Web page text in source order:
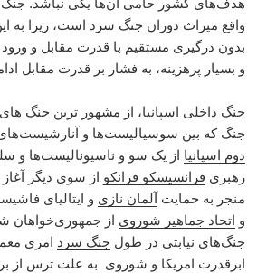
هدف‌های کشور حامی آن‌ها یکی نباشد. جنگ
واقع میراث دوران جنگ سرد است، زیرا به
بدون درگیری مستقیم با قدرت مقابل و
و بسیار پرهزینه، به فشار بر قدرت مقابل
جنگ داخلی اسپانیا، از مشهور ترین جنگ
جنگ که بین سوسیالیست‌ها و آنارشیست‌های
دوم اسپانیا از یک سو و ناسیونالیست‌ها و
رهبری فرانسیسکو فرانکو از سوی دیگر
منجر به حمایت آلمان نازی و ایتالیای
و اتحاد جماهیر شوروی از جمهوری‌خواهان
جنگ‌های نیابتی در طول جنگ سرد امری
ابرقدرت امریکا و شوروی به علت ترس از